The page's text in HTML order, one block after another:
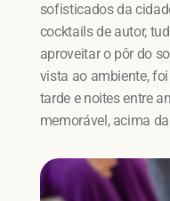
sofisticados da
cocktails de autor,
aproveitar o pôr do
vista ao ambiente,
tarde e noites entre
memorável, acima